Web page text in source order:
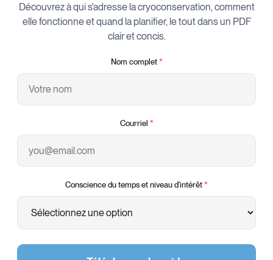
Découvrez à qui s'adresse la cryoconservation, comment
elle fonctionne et quand la planifier, le tout dans un PDF
clair et concis.
Nom complet *
Courriel *
Conscience du temps et niveau d'intérêt *